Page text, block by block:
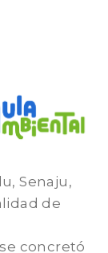
Senaju,
de
concretó